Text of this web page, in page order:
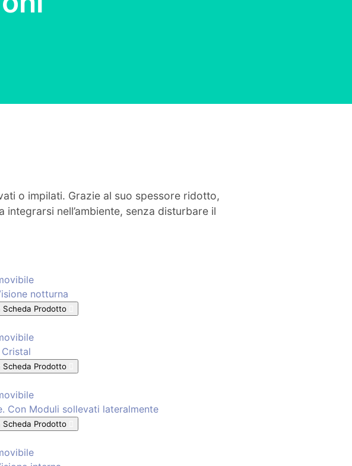
o impilati. Grazie al suo spessore ridotto,
nell’ambiente, senza disturbare il
notturna
Scheda Prodotto
Scheda Prodotto
Con Moduli sollevati lateralmente
Scheda Prodotto